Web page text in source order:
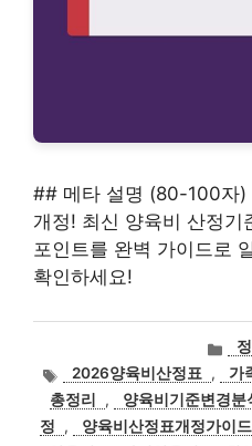
## 메타 설명 (80-100자)
개정! 최신 양육비 산정기
포인트를 완벽 가이드로
확인하세요!
카
테
고
리
태
그
2026양육비산정표 , 가
총정리
, 양육비기준변경분
정
, 양육비산정표개정가이드